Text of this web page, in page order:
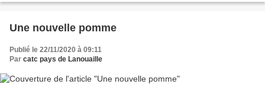
Une nouvelle pomme
Publié le 22/11/2020 à 09:11
Par catc pays de Lanouaille